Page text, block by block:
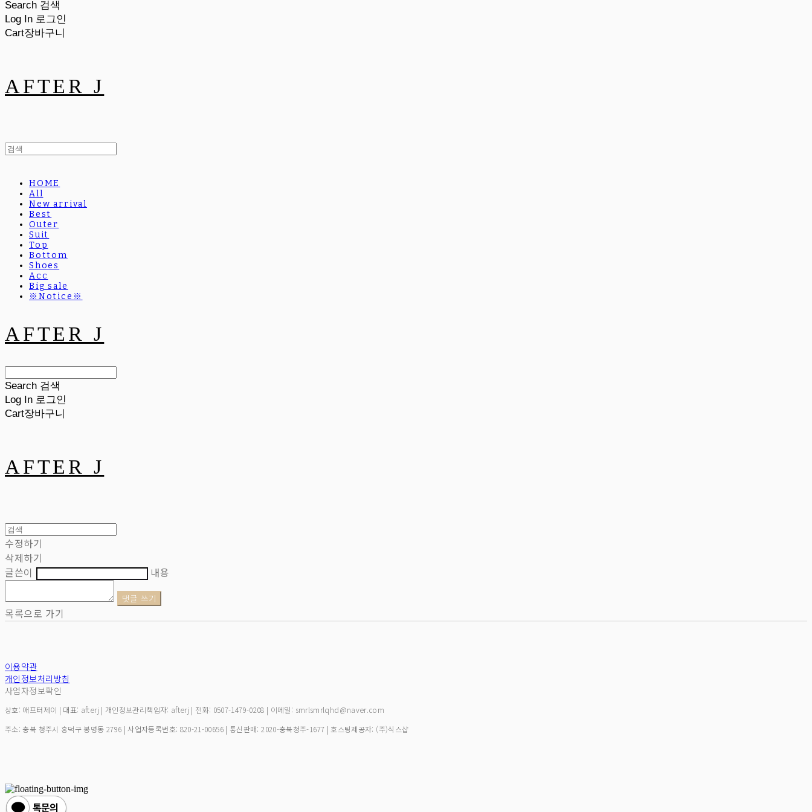
Search 검색
Log In 로그인
Cart장바구니
AFTER J
HOME
All
New arrival
Best
Outer
Suit
Top
Bottom
Shoes
Acc
Big sale
※Notice※
AFTER J
Search 검색
Log In 로그인
Cart장바구니
AFTER J
수정하기
삭제하기
글쓴이
내용
댓글 쓰기
목록으로 가기
이용약관
개인정보처리방침
사업자정보확인
상호: 애프터제이 | 대표: afterj | 개인정보관리책임자: afterj | 전화: 0507-1479-0208 | 이메일: smrlsmrlqhd@naver.com
주소: 충북 청주시 흥덕구 봉명동 2796 | 사업자등록번호: 820-21-00656| 통신판매:2020-충북청주-1677 | 호스팅제공자: (주)식스샵